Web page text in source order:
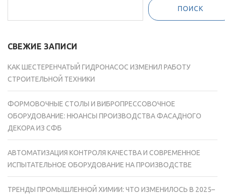
ПОИСК
СВЕЖИЕ ЗАПИСИ
КАК ШЕСТЕРЕНЧАТЫЙ ГИДРОНАСОС ИЗМЕНИЛ РАБОТУ
СТРОИТЕЛЬНОЙ ТЕХНИКИ
ФОРМОВОЧНЫЕ СТОЛЫ И ВИБРОПРЕССОВОЧНОЕ
ОБОРУДОВАНИЕ: НЮАНСЫ ПРОИЗВОДСТВА ФАСАДНОГО
ДЕКОРА ИЗ СФБ
АВТОМАТИЗАЦИЯ КОНТРОЛЯ КАЧЕСТВА И СОВРЕМЕННОЕ
ИСПЫТАТЕЛЬНОЕ ОБОРУДОВАНИЕ НА ПРОИЗВОДСТВЕ
ТРЕНДЫ ПРОМЫШЛЕННОЙ ХИМИИ: ЧТО ИЗМЕНИЛОСЬ В 2025–